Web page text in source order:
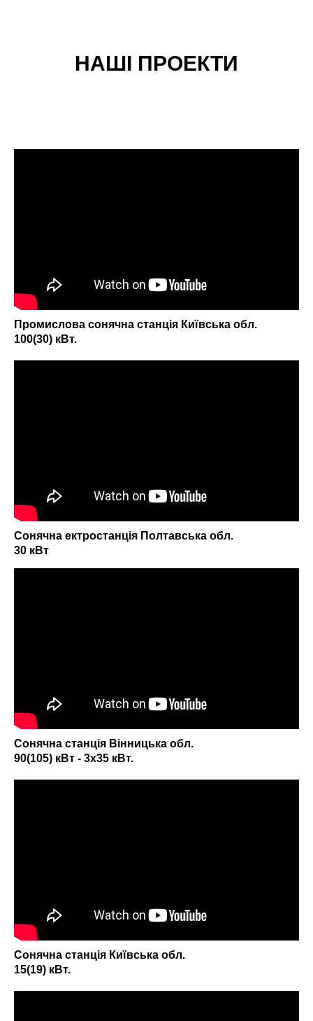
НАШІ ПРОЕКТИ
Промислова сонячна станція Київська обл.
100(30) кВт.
Сонячна ектростанція Полтавська обл.
30 кВт
Сонячна станція Вінницька обл.
90(105) кВт - 3х35 кВт.
Сонячна станція Київська обл.
15(19) кВт.
Надіслати